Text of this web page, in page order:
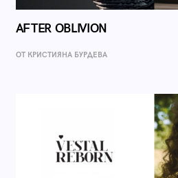
AFTER OBLIVION
ОТ КРИСТИЯНА БУРДЕВА